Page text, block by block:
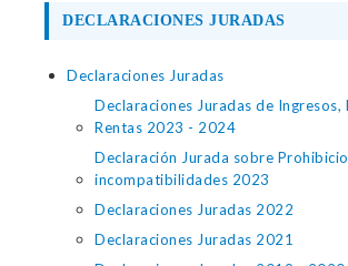
DECLARACIONES JURADAS
Declaraciones Juradas
Declaraciones Juradas de Ingresos,
Rentas 2023 - 2024
Declaración Jurada sobre
incompatibilidades 2023
Declaraciones Juradas 2022
Declaraciones Juradas 2021